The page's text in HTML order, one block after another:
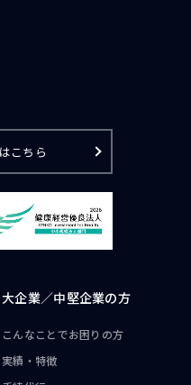
こちら
大企業／中堅企業の方
こんなことでお困りの方
実績・特徴